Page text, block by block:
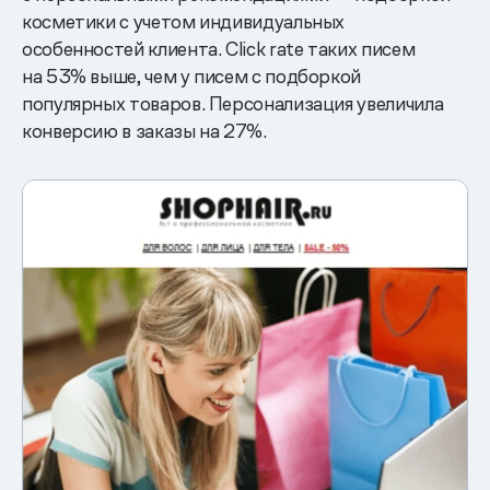
косметики с учетом индивидуальных
особенностей клиента. Click rate таких писем
на 53% выше, чем у писем с подборкой
популярных товаров. Персонализация увеличила
конверсию в заказы на 27%.